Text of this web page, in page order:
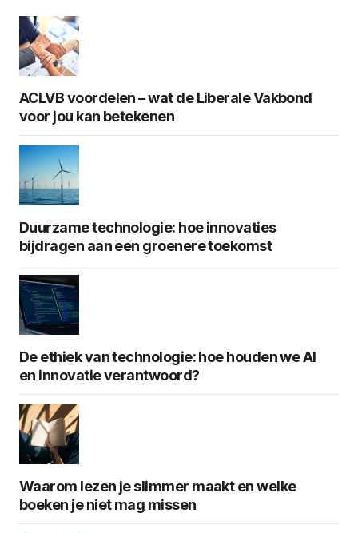
ACLVB voordelen – wat de Liberale Vakbond
voor jou kan betekenen
Duurzame technologie: hoe innovaties
bijdragen aan een groenere toekomst
De ethiek van technologie: hoe houden we AI
en innovatie verantwoord?
Waarom lezen je slimmer maakt en welke
boeken je niet mag missen